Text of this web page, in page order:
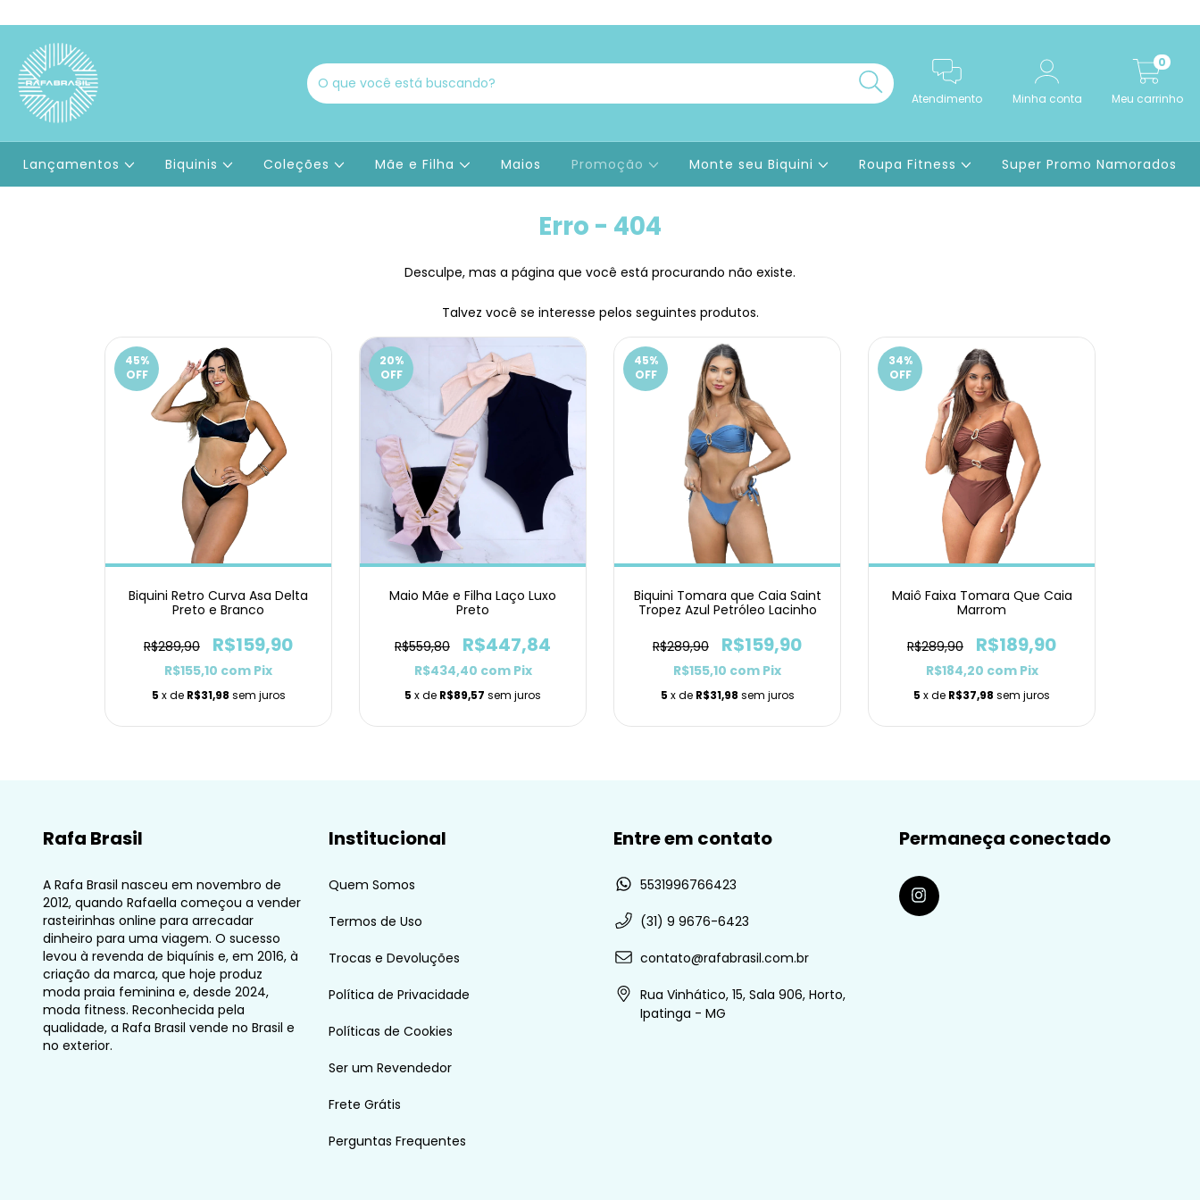
Atendimento Minha conta Meu carrinho
0
Lançamentos Biquinis Coleções Mãe e Filha Maios Promoção Monte seu Biquini Roupa Fitness Super Promo Namorados
Erro - 404
Desculpe, mas a página que você está procurando não existe.
Talvez você se interesse pelos seguintes produtos.
45%
OFF
Biquini Retro Curva Asa Delta
Preto e Branco
R$289,90 R$159,90
R$155,10 com Pix
5 x de R$31,98 sem juros
20%
OFF
Maio Mãe e Filha Laço Luxo
Preto
R$559,80 R$447,84
R$434,40 com Pix
5 x de R$89,57 sem juros
45%
OFF
Biquini Tomara que Caia Saint
Tropez Azul Petróleo Lacinho
R$289,90 R$159,90
R$155,10 com Pix
5 x de R$31,98 sem juros
34%
OFF
Maiô Faixa Tomara Que Caia
Marrom
R$289,90 R$189,90
R$184,20 com Pix
5 x de R$37,98 sem juros
Rafa Brasil
A Rafa Brasil nasceu em novembro de
2012, quando Rafaella começou a vender
rasteirinhas online para arrecadar
dinheiro para uma viagem. O sucesso
levou à revenda de biquínis e, em 2016, à
criação da marca, que hoje produz
moda praia feminina e, desde 2024,
moda fitness. Reconhecida pela
qualidade, a Rafa Brasil vende no Brasil e
no exterior.
Institucional
Quem Somos
Termos de Uso
Trocas e Devoluções
Política de Privacidade
Políticas de Cookies
Ser um Revendedor
Frete Grátis
Perguntas Frequentes
Entre em contato
5531996766423
(31) 9 9676-6423
contato@rafabrasil.com.br
Rua Vinhático, 15, Sala 906, Horto,
Ipatinga - MG
Permaneça conectado